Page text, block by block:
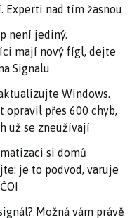
Experti nad tím žasnou
není jediný.
mají nový fígl, dejte
Signalu
Windows.
opravil přes 600 chyb,
už se zneužívají
si domů
je to podvod, varuje
Možná vám právě